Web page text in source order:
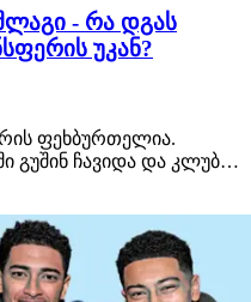
- რა დგას
უკან?
ფეხბურთელია.
გუშინ ჩავიდა და კლუბმა
სტადიონი, დიდი
ტრაბზონში ჯერ